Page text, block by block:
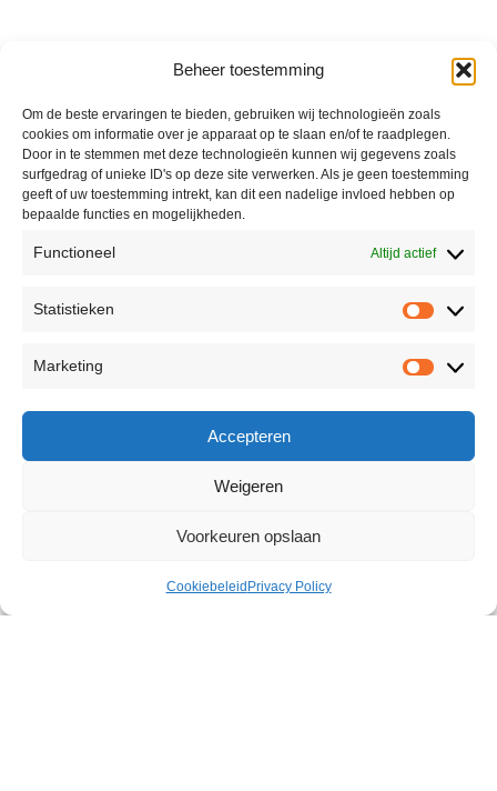
Beheer toestemming
Om de beste ervaringen te bieden, gebruiken wij technologieën zoals
cookies om informatie over je apparaat op te slaan en/of te raadplegen.
Door in te stemmen met deze technologieën kunnen wij gegevens zoals
surfgedrag of unieke ID's op deze site verwerken. Als je geen toestemming
geeft of uw toestemming intrekt, kan dit een nadelige invloed hebben op
bepaalde functies en mogelijkheden.
Functioneel Altijd actief
Statistieken
Marketing
Accepteren
Weigeren
Voorkeuren opslaan
Cookiebeleid Privacy Policy